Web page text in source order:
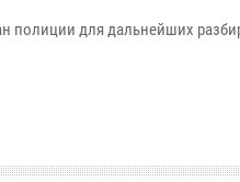
полиции для дальнейших